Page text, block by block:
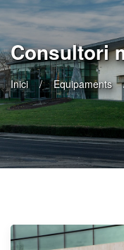
Consultori
Inici Equipaments